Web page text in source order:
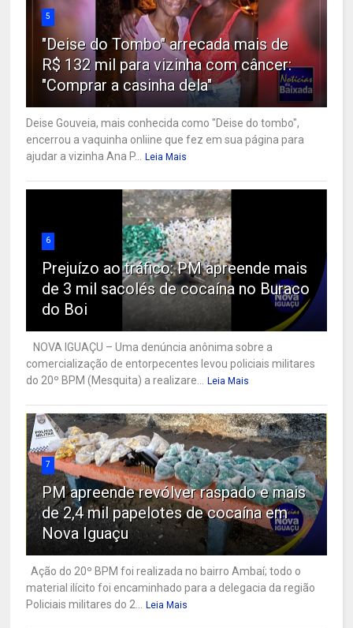
5
"Deise do Tombo" arrecada mais de
R$ 132 mil para vizinha com câncer:
"Comprar a casinha dela"
Deise Gouveia, mais conhecida como "Deise do tombo",
encerrou a vaquinha onliine que fez em sua página para
ajudar a vizinha Ana P...
Leia Mais
6
Prejuízo ao tráfico: PM apreende mais
de 3 mil sacolés de cocaína no Buraco
do Boi
NOVA IGUAÇU – Uma denúncia anônima sobre a
comercialização de entorpecentes levou policiais militares
do 20º BPM (Mesquita) a realizare...
Leia Mais
7
PM apreende revólver raspado e mais
de 2,4 mil papelotes de cocaína em
Nova Iguaçu
Ação do 20º BPM foi realizada no bairro Ambaí; todo o
material ilícito foi encaminhado para a delegacia da região
Policiais militares do 2...
Leia Mais